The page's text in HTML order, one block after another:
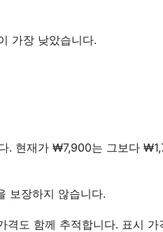
가장 낮았습니다.
현재가 ₩7,900는 그보다
보장하지 않습니다.
도 함께 추적합니다. 표시